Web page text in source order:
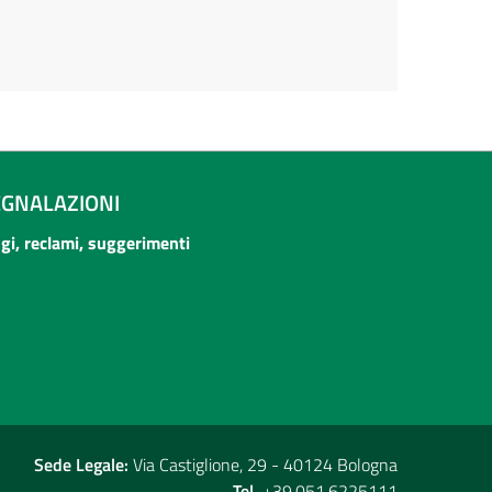
reclami, suggerimenti
Sede Legale: Via Castiglione, 29 - 40124 Bologna